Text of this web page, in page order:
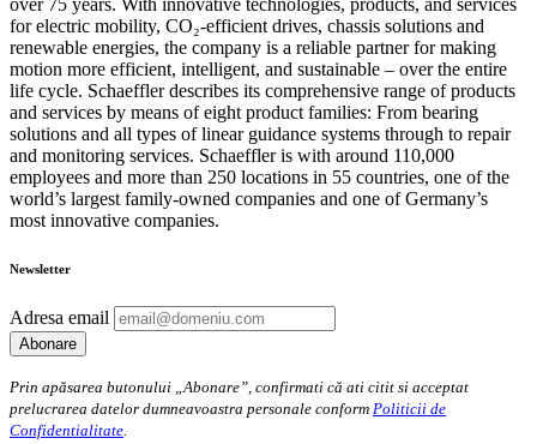
over 75 years. With innovative technologies, products, and services
for electric mobility, CO₂-efficient drives, chassis solutions and
renewable energies, the company is a reliable partner for making
motion more efficient, intelligent, and sustainable – over the entire
life cycle. Schaeffler describes its comprehensive range of products
and services by means of eight product families: From bearing
solutions and all types of linear guidance systems through to repair
and monitoring services. Schaeffler is with around 110,000
employees and more than 250 locations in 55 countries, one of the
world’s largest family-owned companies and one of Germany’s
most innovative companies.
Newsletter
Adresa email
Prin apăsarea butonului „Abonare”, confirmati că ati citit si acceptat
prelucrarea datelor dumneavoastra personale conform Politicii de
Confidentialitate.